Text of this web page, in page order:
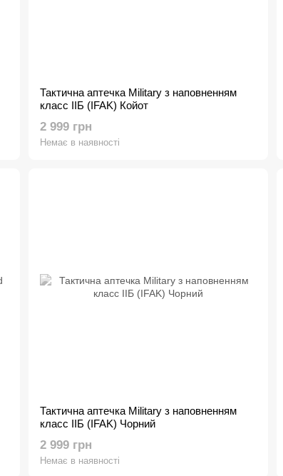
Тактична аптечка Military з наповненням
класс ІІБ (IFAK) Койот
2 999 грн
Немає в наявності
Тактична аптечка Military з наповненням
класс IIБ (IFAK) Чорний
2 999 грн
Немає в наявності